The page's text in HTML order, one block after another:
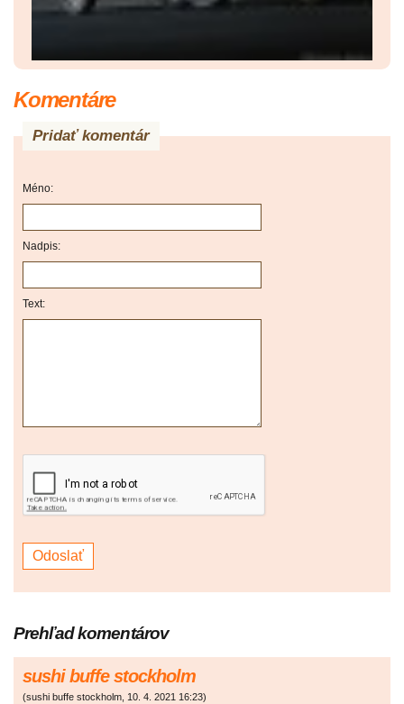
Komentáre
Pridať komentár
Méno:
Nadpis:
Text:
Prehľad komentárov
sushi buffe stockholm
(sushi buffe stockholm, 10. 4. 2021 16:23)